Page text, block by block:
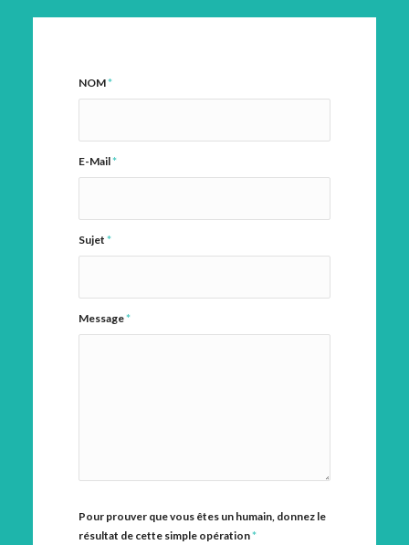
NOM*
E-Mail*
Sujet *
Message*
Pour prouver que vous êtes un humain, donnez le
résultat de cette simple opération*